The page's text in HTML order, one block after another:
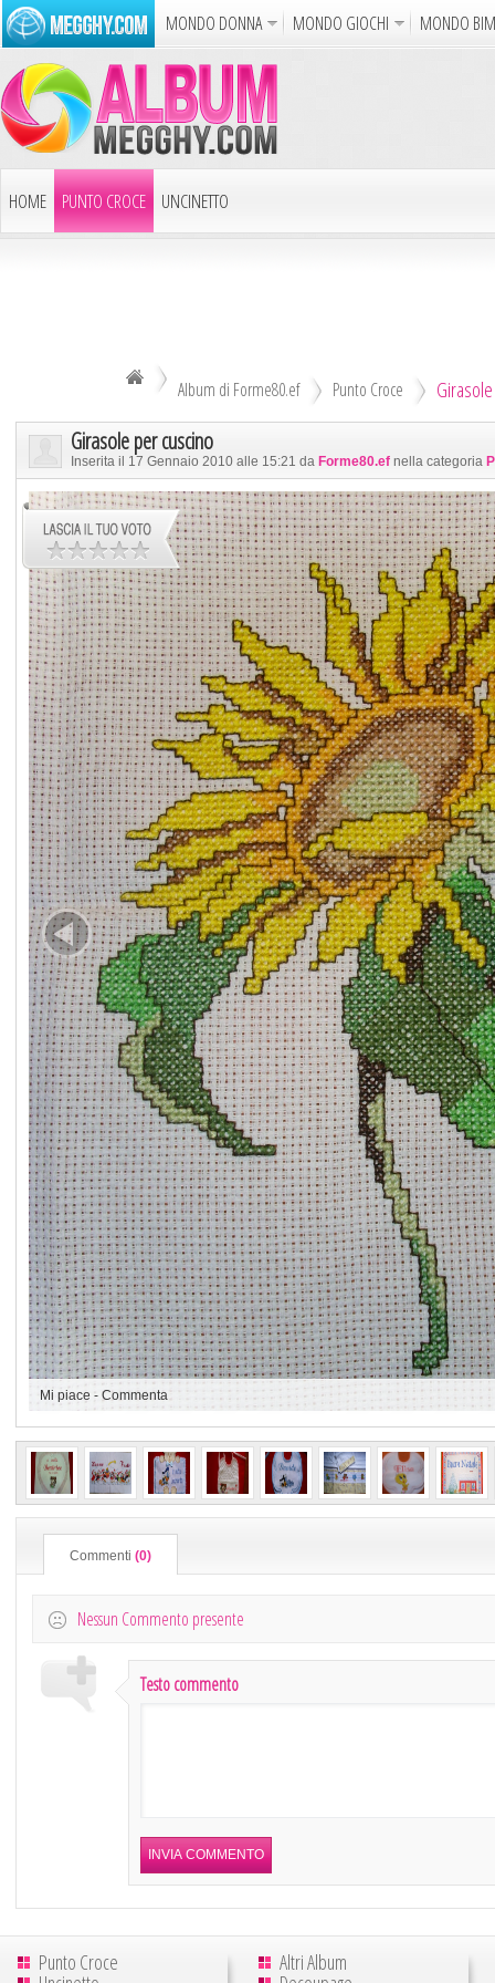
MONDO DONNA MONDO GIOCHI MONDO
Album Punto Croce Cucina
Azione Puzzle
Gif
HOME PUNTO CROCE UNCINETTO
Album di Forme80.ef Punto Croce
Girasole per cuscino
Inserita il 17 Gennaio 2010 alle 15:21 da Forme80.ef nella categoria
Mi piace - Commenta
Commenti (0)
Nessun Commento presente
Testo commento
Punto Croce Altri Album